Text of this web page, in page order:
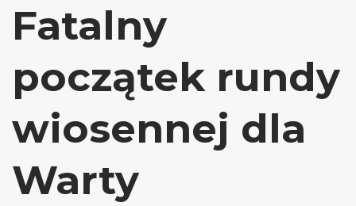
Fatalny
początek rundy
wiosennej dla
Warty